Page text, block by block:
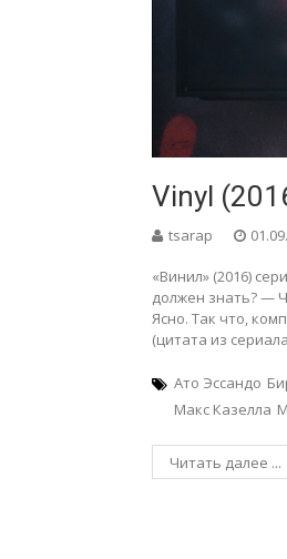
Vinyl
tsarap
«Винил» (2016)
должен знать? —
Ясно. Так что,
(цитата из
Ато Эссандо
Макс Казелла
Читать далее ...